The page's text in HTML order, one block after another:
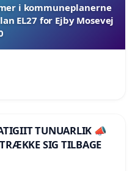
i kommuneplanerne
EL27 for Ejby Mosevej
TUNUARLIK 📣
SIG TILBAGE